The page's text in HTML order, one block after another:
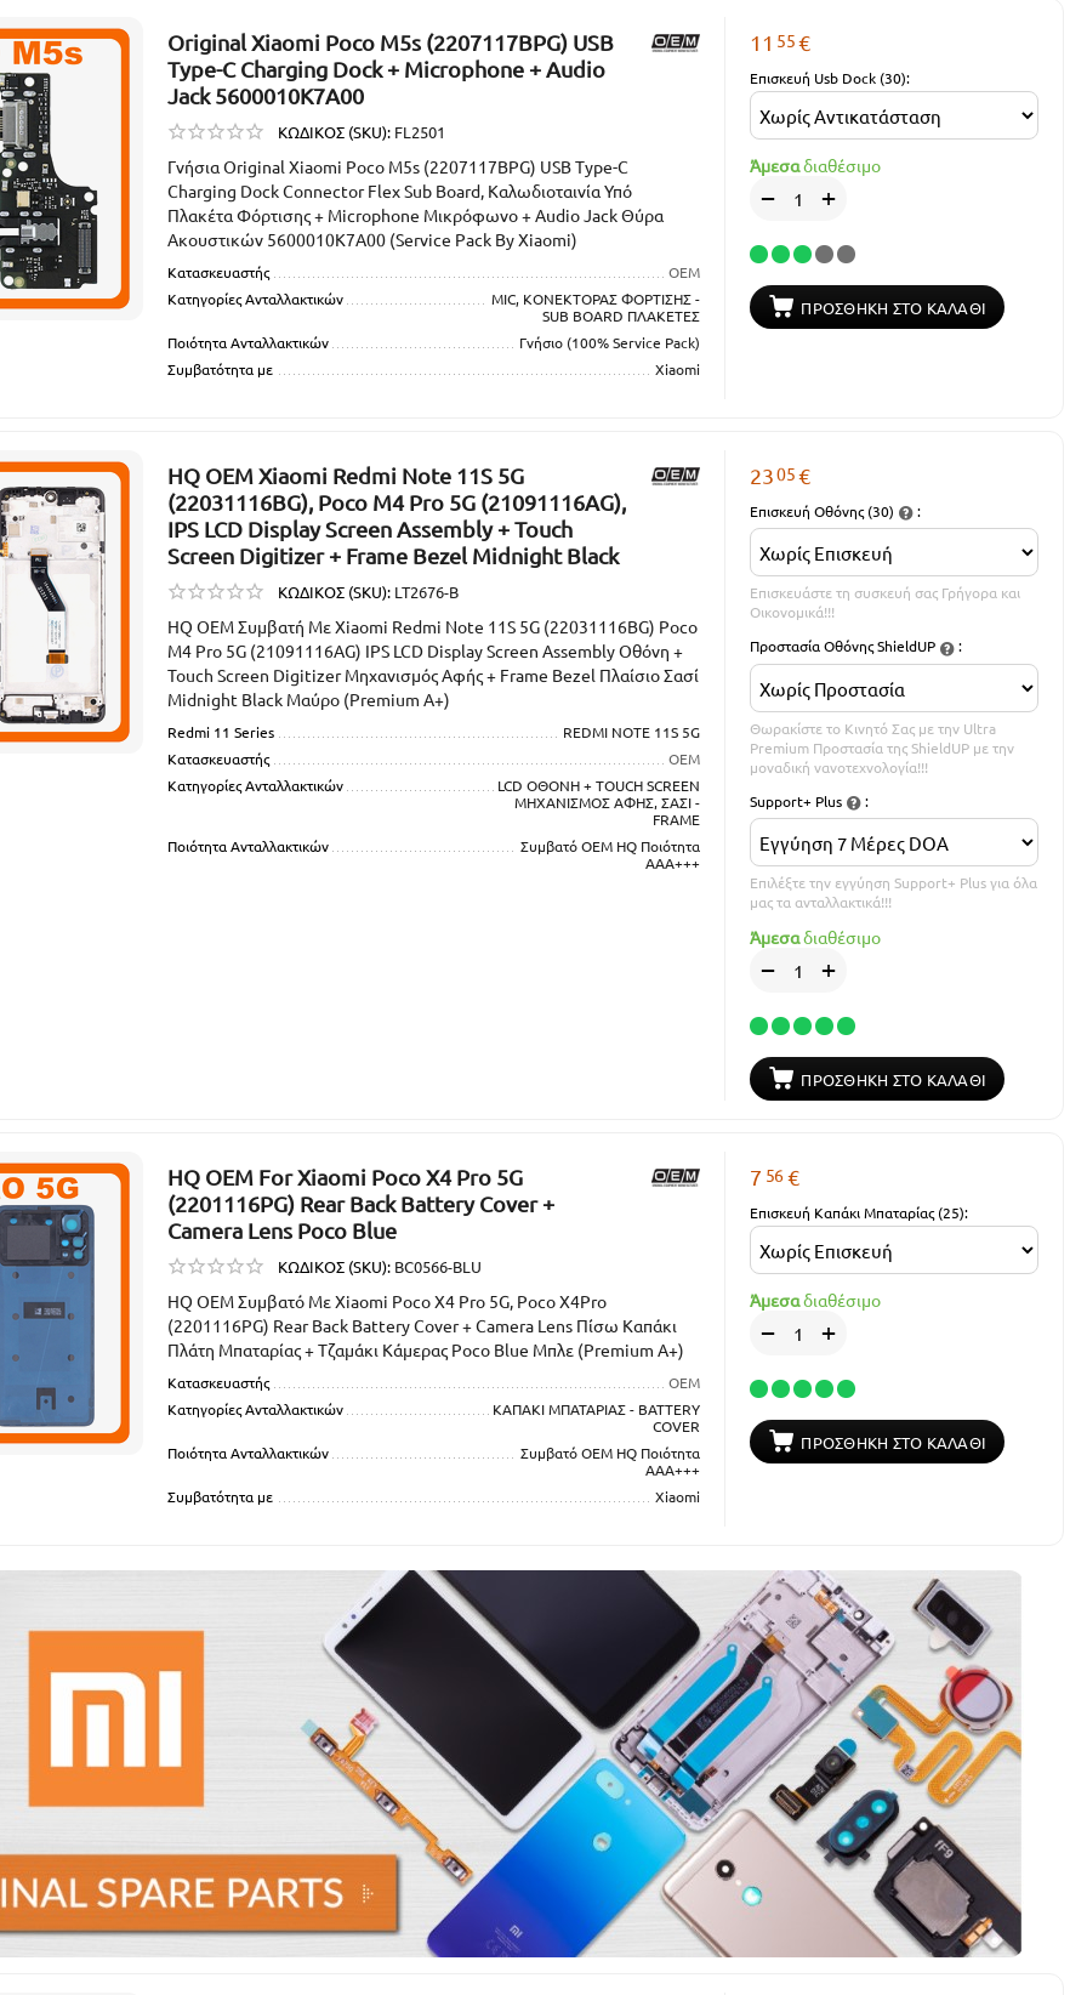
Original Xiaomi Poco M5s (2207117BPG) USB
Type-C Charging Dock + Microphone + Audio
Jack 5600010K7A00
ΚΩΔΙΚΟΣ (SKU): FL2501
Γνήσια Original Xiaomi Poco M5s (2207117BPG) USB Type-C
Charging Dock Connector Flex Sub Board, Καλωδιοταινία Υπό
Πλακέτα Φόρτισης + Microphone Μικρόφωνο + Audio Jack Θύρα
Ακουστικών 5600010K7A00 (Service Pack By Xiaomi)
Κατασκευαστής
OEM
Κατηγορίες Ανταλλακτικών
MIC, ΚΟΝΕΚΤΟΡΑΣ ΦΟΡΤΙΣΗΣ -
SUB BOARD ΠΛΑΚΕΤΕΣ
Ποιότητα Ανταλλακτικών
Γνήσιo (100% Service Pack)
Συμβατότητα με
Xiaomi
11 55€
Επισκευή Usb Dock (30):
Άμεσαδιαθέσιμο
+
−
ΠΡΟΣΘΉΚΗ ΣΤΟ ΚΑΛΆΘΙ
HQ OEM Xiaomi Redmi Note 11S 5G
(22031116BG), Poco M4 Pro 5G (21091116AG),
IPS LCD Display Screen Assembly + Touch
Screen Digitizer + Frame Bezel Midnight Black
ΚΩΔΙΚΟΣ (SKU): LT2676-B
HQ OEM Συμβατή Με Xiaomi Redmi Note 11S 5G (22031116BG) Poco
M4 Pro 5G (21091116AG) IPS LCD Display Screen Assembly Οθόνη +
Touch Screen Digitizer Μηχανισμός Αφής + Frame Bezel Πλαίσιο Σασί
Midnight Black Μαύρο (Premium A+)
Redmi 11 Series
REDMI NOTE 11S 5G
Κατασκευαστής
OEM
Κατηγορίες Ανταλλακτικών
LCD ΟΘΟΝΗ + TOUCH SCREEN
ΜΗΧΑΝΙΣΜΟΣ ΑΦΗΣ, ΣΑΣΙ -
FRAME
Ποιότητα Ανταλλακτικών
Συμβατό OEM HQ Ποιότητα
ΑΑΑ+++
2305€
Επισκευή Οθόνης (30) :
Επισκευάστε τη συσκευή σας Γρήγορα και
Οικονομικά!!!
Προστασία Οθόνης ShieldUP
:
Θωρακίστε το Κινητό Σας με την Ultra
Premium Προστασία της ShieldUP με την
μοναδική νανοτεχνολογία!!!
Support+ Plus
:
Επιλέξτε την εγγύηση Support+ Plus για όλα
μας τα ανταλλακτικά!!!
Άμεσαδιαθέσιμο
+
−
ΠΡΟΣΘΉΚΗ ΣΤΟ ΚΑΛΆΘΙ
HQ OEM For Xiaomi Poco X4 Pro 5G
(2201116PG) Rear Back Battery Cover +
Camera Lens Poco Blue
ΚΩΔΙΚΟΣ (SKU): BC0566-BLU
HQ OEM Συμβατό Με Xiaomi Poco X4 Pro 5G, Poco X4Pro
(2201116PG) Rear Back Battery Cover + Camera Lens Πίσω Καπάκι
Πλάτη Μπαταρίας + Τζαμάκι Κάμερας Poco Blue Μπλε (Premium A+)
Κατασκευαστής
OEM
Κατηγορίες Ανταλλακτικών
ΚΑΠΑΚΙ ΜΠΑΤΑΡΙΑΣ - BATTERY
COVER
Ποιότητα Ανταλλακτικών
Συμβατό OEM HQ Ποιότητα
ΑΑΑ+++
Συμβατότητα με
Xiaomi
7 56€
Επισκευή Καπάκι Μπαταρίας (25):
Άμεσαδιαθέσιμο
+
−
ΠΡΟΣΘΉΚΗ ΣΤΟ ΚΑΛΆΘΙ